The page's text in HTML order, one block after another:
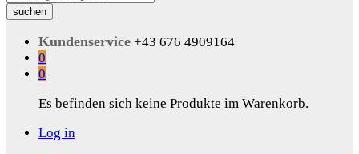
suchen
Kundenservice +43 676 4909164
0
0
Es befinden sich keine Produkte im Warenkorb.
Log in